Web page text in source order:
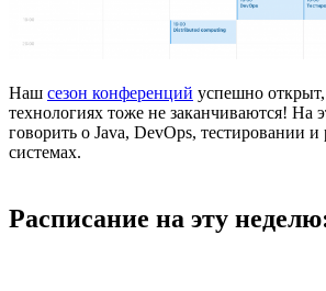
Наш сезон конференций успешно
технологиях тоже не заканчиваются! На
говорить о Java, DevOps, тестировании
системах.
Расписание на эту